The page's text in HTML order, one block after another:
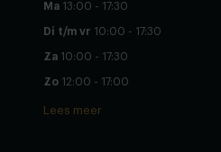
Ma 13:00 - 17:30
Di t/m vr 10:00 - 17:30
Za 10:00 - 17:30
Zo 12:00 - 17:00
Lees meer